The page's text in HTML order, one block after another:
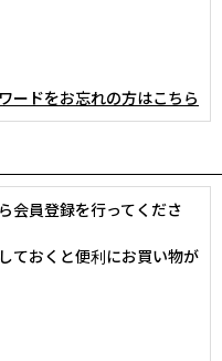
ードをお忘れの方はこちら
会員登録を行ってくださ
ておくと便利にお買い物が